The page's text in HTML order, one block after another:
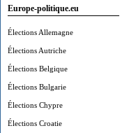
Europe-politique.eu
Élections Allemagne
Élections Autriche
Élections Belgique
Élections Bulgarie
Élections Chypre
Élections Croatie